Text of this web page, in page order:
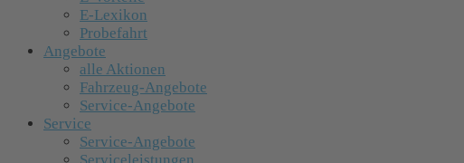
E-Lexikon
Probefahrt
Angebote
alle Aktionen
Fahrzeug-Angebote
Service-Angebote
Service
Service-Angebote